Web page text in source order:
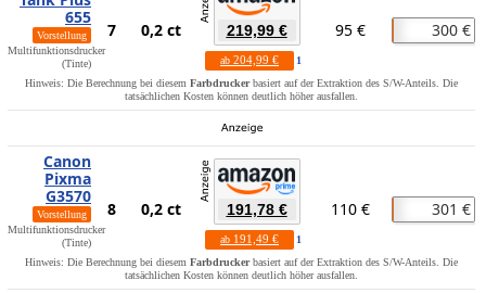
655
Vorstellung
Multifunktionsdrucker
(Tinte)
7 0,2 ct 219,99 €
ab 204,99 € 1
95 € 300 €
Hinweis: Die Berechnung bei diesem Farbdruckerbasiert auf der Extraktion des S/W-Anteils. Die
tatsächlichen Kosten können deutlich höher ausfallen.
Canon
Pixma
G3570
Vorstellung
Multifunktionsdrucker
(Tinte)
8 0,2 ct 191,78 €
ab 191,49 € 1
110 € 301 €
Hinweis: Die Berechnung bei diesem Farbdruckerbasiert auf der Extraktion des S/W-Anteils. Die
tatsächlichen Kosten können deutlich höher ausfallen.